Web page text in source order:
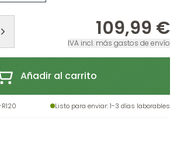
109,99 €
IVA incl. más gastos de envío
Añadir al carrito
Listo para enviar: 1-3 días laborables